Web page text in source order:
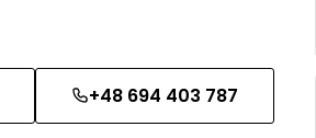
+48 694 403 787